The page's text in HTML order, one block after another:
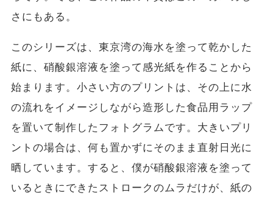
さにもある。
このシリーズは、東京湾の海水を塗って乾かした
紙に、 硝酸銀溶液を塗って感光紙を作ることから
始まります。小さい方のプリントは、 その上に水
の流れをイメージしながら造形した食品用ラップ
を置いて制作したフォトグラムです。大きいプリ
ントの場合は、 何も置かずにそのまま直射日光に
晒しています。すると、僕が硝酸銀溶液を塗って
いるときにできたストロークのムラだけが、紙の